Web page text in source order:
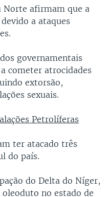
Norte afirmam que a
a ataques
governamentais
cometer atrocidades
extorsão,
sexuais.
Petrolíferas
ter atacado três
do país.
do Delta do Níger,
no estado de